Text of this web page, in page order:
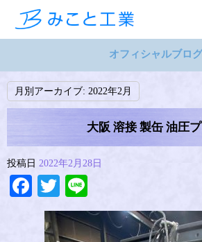
オフィシャルブログ
月別アーカイブ: 2022年2月
大阪 溶接 製缶 油圧
投稿日 2022年2月28日
Facebook
Twitter